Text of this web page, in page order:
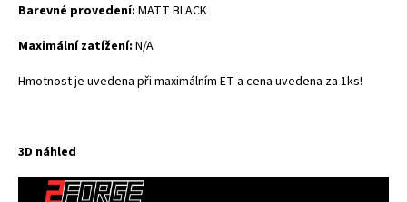
Barevné provedení: MATT BLACK
Maximální zatížení: N/A
Hmotnost je uvedena při maximálním ET a cena uvedena za 1ks!
3D náhled